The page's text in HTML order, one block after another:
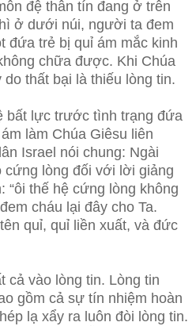
đệ thân tín đang ở trên
ở dưới núi, người ta đem
đứa trẻ bị quỉ ám mắc kinh
chữa được. Khi Chúa
thất bại là thiếu lòng tin.
bất lực trước tình trạng đứa
làm Chúa Giêsu liên
Israel nói chung: Ngài
cứng lòng đối với lời giảng
“ôi thế hệ cứng lòng không
cháu lại đây cho Ta.
quỉ, quỉ liền xuất, và đức
cả vào lòng tin. Lòng tin
gồm cả sự tín nhiệm hoàn
lạ xẩy ra luôn đòi lòng tin.